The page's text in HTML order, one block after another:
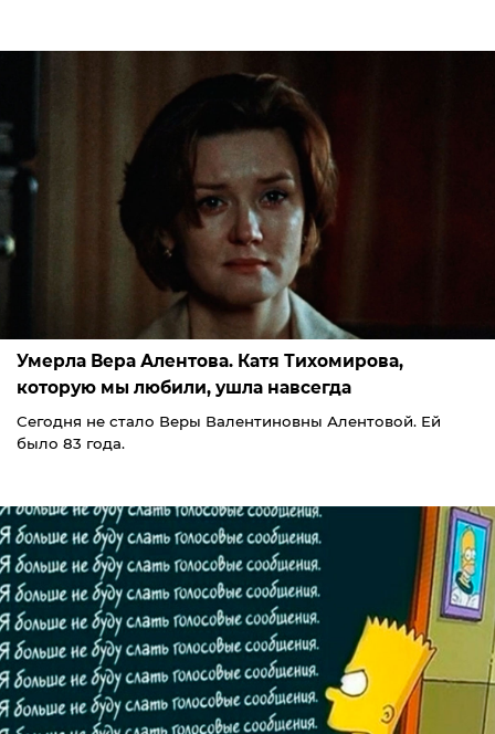
Умерла Вера Алентова. Катя Тихомирова,
которую мы любили, ушла навсегда
Сегодня не стало Веры Валентиновны Алентовой. Ей
было 83 года.